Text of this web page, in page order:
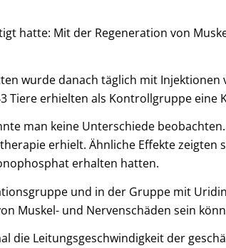
hatte: Mit der Regeneration von
wurde danach täglich mit Injektionen
erhielten als Kontrollgruppe eine
man keine Unterschiede beobachten.
erhielt. Ähnliche Effekte zeigten
erhalten hatten.
und in der Gruppe mit
Muskel- und Nervenschäden sein
die Leitungsgeschwindigkeit der